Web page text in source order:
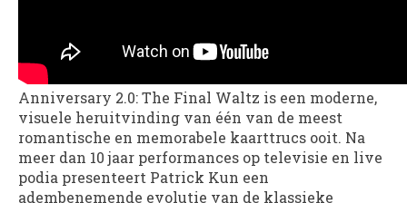
Anniversary 2.0: The Final Waltz is een moderne,
visuele heruitvinding van één van de meest
romantische en memorabele kaarttrucs ooit. Na
meer dan 10 jaar performances op televisie en live
podia presenteert Patrick Kun een
adembenemende evolutie van de klassieke